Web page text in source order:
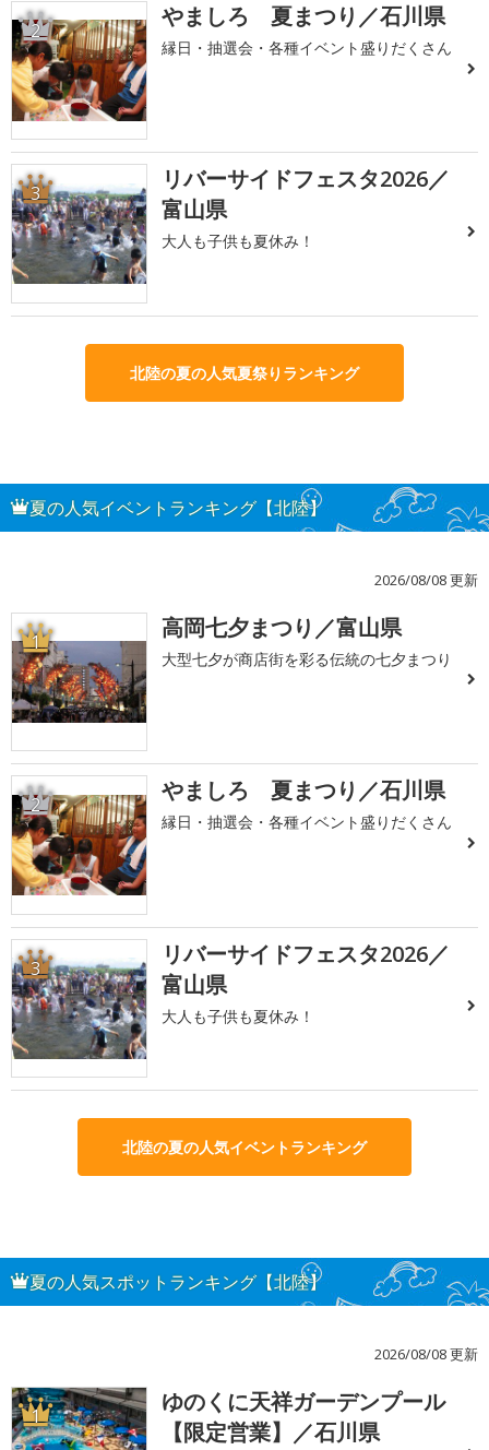
2 やましろ 夏まつり／石川県
縁日・抽選会・各種イベント盛りだくさん
3
リバーサイドフェスタ2026／
富山県
大人も子供も夏休み！
北陸の夏の人気夏祭りランキング
夏の人気イベントランキング【北陸】
2026/08/08 更新
1 高岡七夕まつり／富山県
大型七夕が商店街を彩る伝統の七夕まつり
2 やましろ 夏まつり／石川県
縁日・抽選会・各種イベント盛りだくさん
3
リバーサイドフェスタ2026／
富山県
大人も子供も夏休み！
北陸の夏の人気イベントランキング
夏の人気スポットランキング【北陸】
2026/08/08 更新
1
ゆのくに天祥ガーデンプール
【限定営業】／石川県